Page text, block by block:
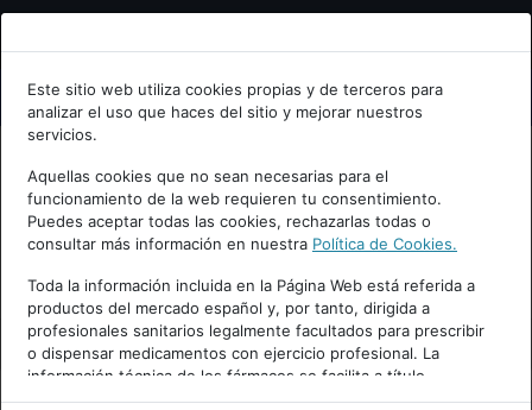
Bienvenid@ a psiquiatria.com
Escribe tu Email
Accede o regístrate con tu email.
Cancelar
Este sitio web utiliza cookies propias y de terceros para
analizar el uso que haces del sitio y mejorar nuestros
servicios.
Aquellas cookies que no sean necesarias para el
funcionamiento de la web requieren tu consentimiento.
Puedes aceptar todas las cookies, rechazarlas todas o
consultar más información en nuestra Política de Cookies.
Toda la información incluida en la Página Web está referida a
productos del mercado español y, por tanto, dirigida a
profesionales sanitarios legalmente facultados para prescribir
o dispensar medicamentos con ejercicio profesional. La
información técnica de los fármacos se facilita a título
meramente informativo, siendo responsabilidad de los